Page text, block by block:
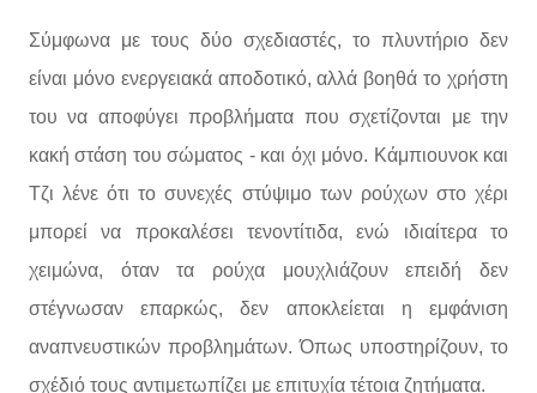
Σύμφωνα με τους δύο σχεδιαστές, το πλυντήριο δεν
είναι μόνο ενεργειακά αποδοτικό, αλλά βοηθά το χρήστη
του να αποφύγει προβλήματα που σχετίζονται με την
κακή στάση του σώματος - και όχι μόνο. Κάμπιουνοκ και
Τζι λένε ότι το συνεχές στύψιμο των ρούχων στο χέρι
μπορεί να προκαλέσει τενοντίτιδα, ενώ ιδιαίτερα το
χειμώνα, όταν τα ρούχα μουχλιάζουν επειδή δεν
στέγνωσαν επαρκώς, δεν αποκλείεται η εμφάνιση
αναπνευστικών προβλημάτων. Όπως υποστηρίζουν, το
σχέδιό τους αντιμετωπίζει με επιτυχία τέτοια ζητήματα.